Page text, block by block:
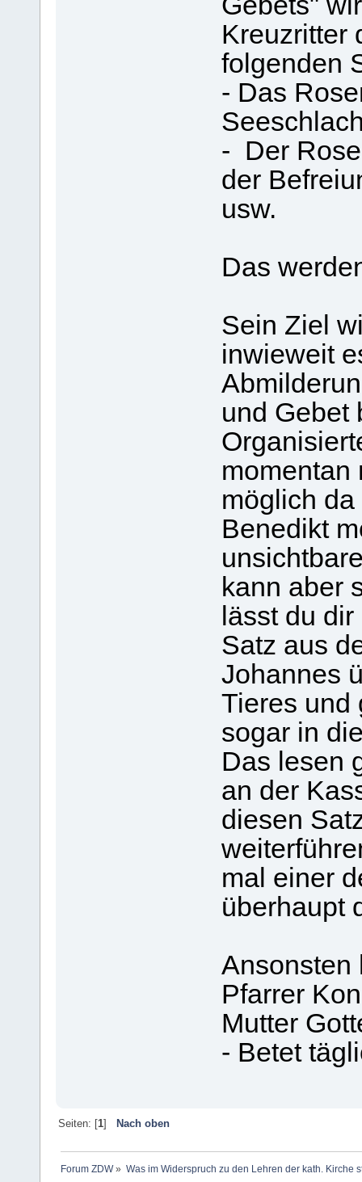
Kreuzritter
folgenden
- Das
- Der
der
usw.
Das
Sein Ziel
inwieweit
und Gebet
momentan
möglich
Benedikt
kann aber
lässt du
Satz aus
Johannes
Tieres und
sogar in
Das lesen
an der
diesen
mal einer
überhaupt
Ansonsten
Pfarrer
Mutter
- Betet
Seiten: [1] Nach oben
Forum ZDW» Was im Widerspruch zu den Lehren der kath. Kirche